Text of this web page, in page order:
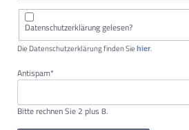
Datenschutzerklärung gelesen?
Die Datenschutzerklärung finden Sie hier.
Pflichtfeld
Antispam*
Bitte rechnen Sie 2 plus 8.